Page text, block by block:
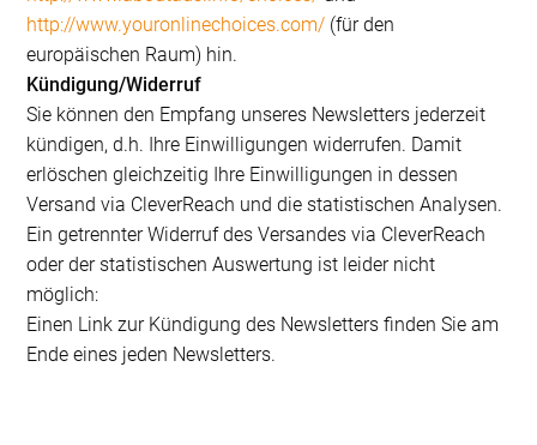
http://www.youronlinechoices.com/ (für den
europäischen Raum) hin.
Kündigung/Widerruf
Sie können den Empfang unseres Newsletters jederzeit
kündigen, d.h. Ihre Einwilligungen widerrufen. Damit
erlöschen gleichzeitig Ihre Einwilligungen in dessen
Versand via CleverReach und die statistischen Analysen.
Ein getrennter Widerruf des Versandes via CleverReach
oder der statistischen Auswertung ist leider nicht
möglich:
Einen Link zur Kündigung des Newsletters finden Sie am
Ende eines jeden Newsletters.